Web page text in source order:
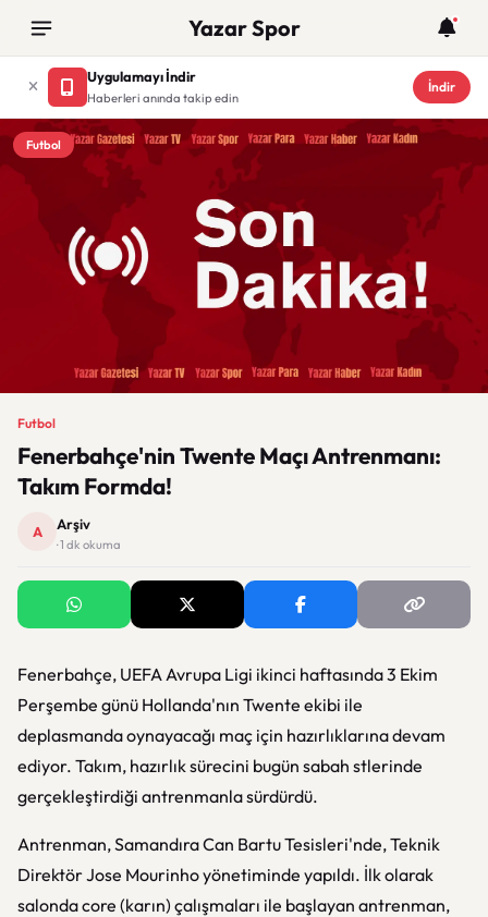
Yazar Spor
Uygulamayı İndir
Haberleri anında takip edin
İndir
Futbol
Futbol
Fenerbahçe'nin Twente Maçı Antrenmanı:
Takım Formda!
A Arşiv
· 1 dk okuma
Fenerbahçe, UEFA Avrupa Ligi ikinci haftasında 3 Ekim
Perşembe günü Hollanda'nın Twente ekibi ile
deplasmanda oynayacağı maç için hazırlıklarına devam
ediyor. Takım, hazırlık sürecini bugün sabah stlerinde
gerçekleştirdiği antrenmanla sürdürdü.
Antrenman, Samandıra Can Bartu Tesisleri'nde, Teknik
Direktör Jose Mourinho yönetiminde yapıldı. İlk olarak
salonda core (karın) çalışmaları ile başlayan antrenman,